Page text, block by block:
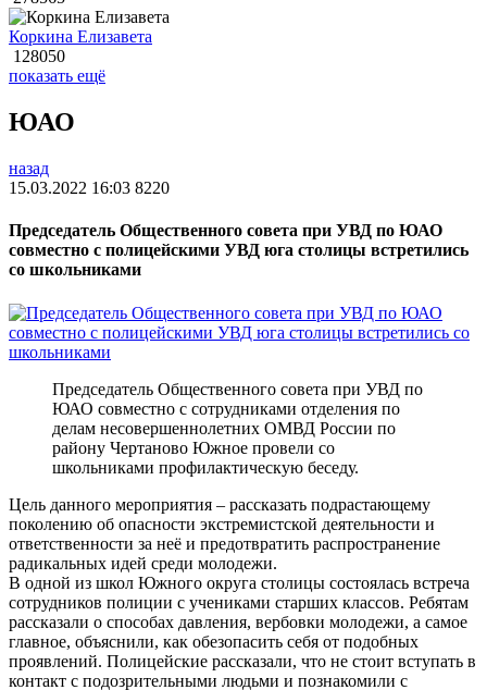
Коркина Елизавета
128050
показать ещё
ЮАО
назад
15.03.2022 16:03 8220
Председатель Общественного совета при УВД по ЮАО
совместно с полицейскими УВД юга столицы встретились
со школьниками
Председатель Общественного совета при УВД по
ЮАО совместно с сотрудниками отделения по
делам несовершеннолетних ОМВД России по
району Чертаново Южное провели со
школьниками профилактическую беседу.
Цель данного мероприятия – рассказать подрастающему
поколению об опасности экстремистской деятельности и
ответственности за неё и предотвратить распространение
радикальных идей среди молодежи.
В одной из школ Южного округа столицы состоялась встреча
сотрудников полиции с учениками старших классов. Ребятам
рассказали о способах давления, вербовки молодежи, а самое
главное, объяснили, как обезопасить себя от подобных
проявлений. Полицейские рассказали, что не стоит вступать в
контакт с подозрительными людьми и познакомили с